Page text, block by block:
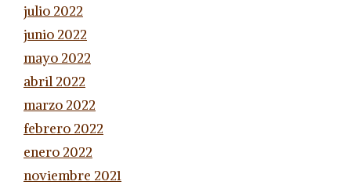
julio 2022
junio 2022
mayo 2022
abril 2022
marzo 2022
febrero 2022
enero 2022
noviembre 2021